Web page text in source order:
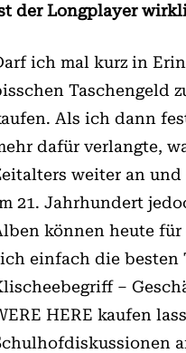
der Longplayer
ich mal kurz in
Taschengeld
Als ich dann
dafür verlangte,
weiter an
21. Jahrhundert
können heute
einfach die besten
–
HERE kaufen